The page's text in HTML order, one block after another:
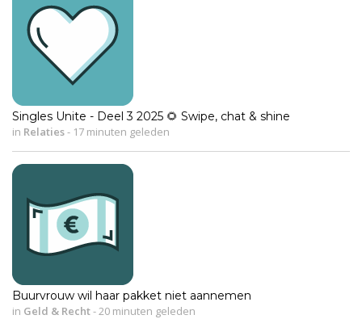
Singles Unite - Deel 3 2025 🌻 Swipe, chat & shine
in Relaties- 17 minuten geleden
Buurvrouw wil haar pakket niet aannemen
in Geld & Recht-20 minuten geleden